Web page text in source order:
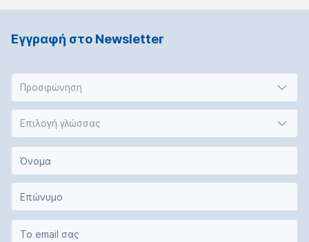
Εγγραφή στο Νewsletter
Προσφώνηση
Επιλογή γλώσσας